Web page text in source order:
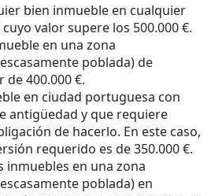
bien inmueble en cualquier
valor supere los 500.000 €.
en una zona
poblada) de
400.000 €.
en ciudad portuguesa con
antigüedad y que requiere
de hacerlo. En este caso,
requerido es de 350.000 €.
inmuebles en una zona
poblada) en